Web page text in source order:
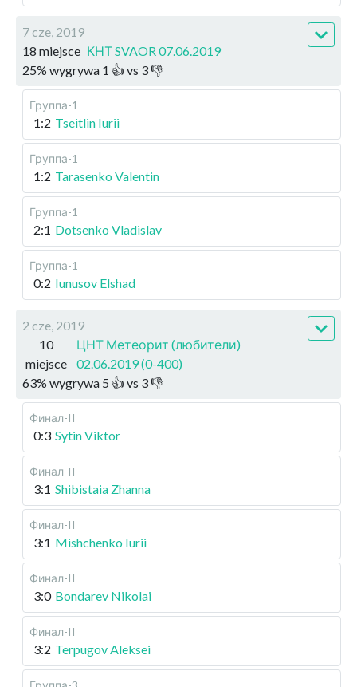
7 cze, 2019
18 miejsce КНТ SVAOR 07.06.2019
25% wygrywa 1 👍 vs 3👎
Группа-1
1:2 Tseitlin Iurii
Группа-1
1:2 Tarasenko Valentin
Группа-1
2:1 Dotsenko Vladislav
Группа-1
0:2 Iunusov Elshad
2 cze, 2019
10
miejsce
ЦНТ Метеорит (любители)
02.06.2019 (0-400)
63% wygrywa 5 👍 vs 3👎
Финал-II
0:3 Sytin Viktor
Финал-II
3:1 Shibistaia Zhanna
Финал-II
3:1 Mishchenko Iurii
Финал-II
3:0 Bondarev Nikolai
Финал-II
3:2 Terpugov Aleksei